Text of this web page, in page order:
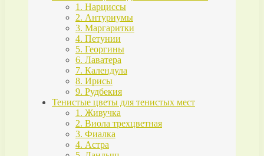
1. Нарциссы
2. Антуриумы
3. Маргаритки
4. Петунии
5. Георгины
6. Лаватера
7. Календула
8. Ирисы
9. Рудбекия
Тенистые цветы для тенистых мест
1. Живучка
2. Виола трехцветная
3. Фиалка
4. Астра